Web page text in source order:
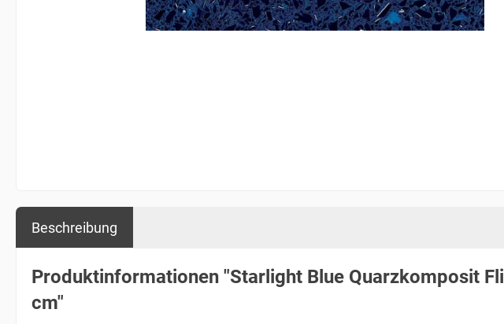
Beschreibung
Produktinformationen "Starlight Blue Quarzkomposit
cm"